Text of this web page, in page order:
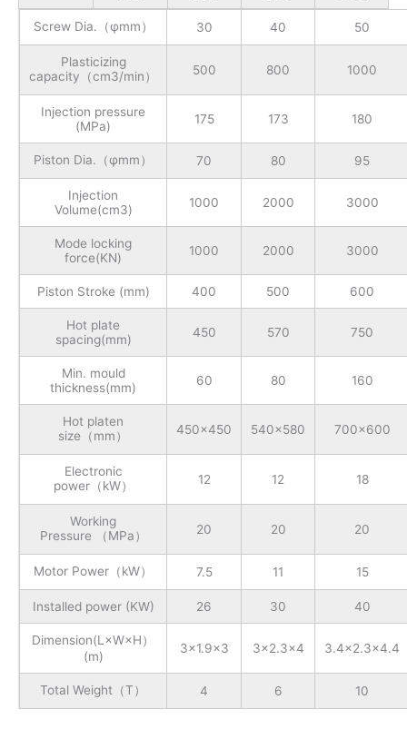
Screw Dia.（φmm） 30 40 50
Plasticizing
capacity（cm3/min）
500 800 1000
Injection pressure
(MPa)
175 173 180
Piston Dia.（φmm） 70 80 95
Injection
Volume(cm3)
1000 2000 3000
Mode locking
force(KN)
1000 2000 3000
Piston Stroke (mm) 400 500 600
Hot plate
spacing(mm)
450 570 750
Min. mould
thickness(mm)
60 80 160
Hot platen
size（mm）
450×450 540×580 700×600
Electronic
power（kW）
12 12 18
Working
Pressure （MPa）
20 20 20
Motor Power（kW） 7.5 11 15
Installed power (KW) 26 30 40
Dimension(L×W×H）
(m)
3×1.9×3 3×2.3×4 3.4×2.3×4.4
Total Weight（T） 4 6 10